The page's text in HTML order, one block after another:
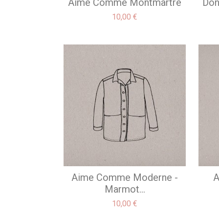
Aime Comme Montmartre
Prix
10,00 €
Aime Comme Moderne -
Marmot...
Prix
10,00 €